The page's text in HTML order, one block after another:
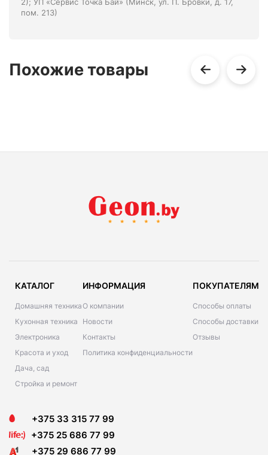
пом. 213)
Похожие товары
КАТАЛОГ
Домашняя техника
Кухонная техника
Электроника
Красота и уход
Дача, сад
Стройка и ремонт
ИНФОРМАЦИЯ
О компании
Новости
Контакты
Политика конфиденциальности
ПОКУПАТЕЛЯМ
Способы оплаты
Способы доставки
Отзывы
+375 33 315 77 99
+375 25 686 77 99
+375 29 686 77 99